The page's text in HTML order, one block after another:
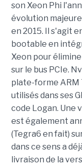
son Xeon Phi
évolution
en 2015. Il s'agit
bootable en
Xeon pour
sur le bus PCIe.
plate-forme ARM
utilisés dans ses
code Logan. Une
est également
(Tegra6 en fait)
dans ce sens a
livraison de la